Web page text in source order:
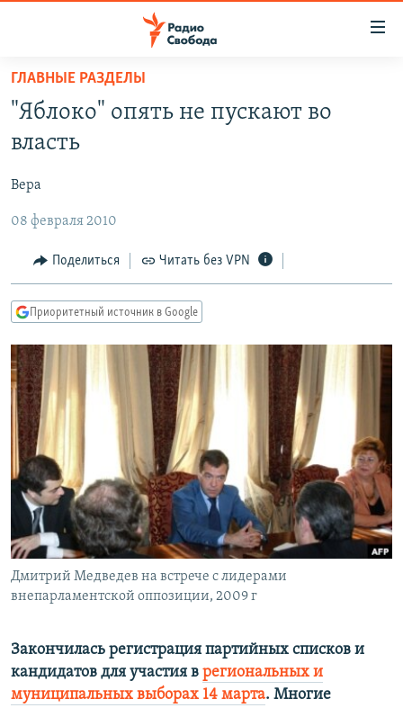
упрощенного
доступа
основному
Вернутся
главной
навигации
Вернутся
поиску
ПРОГРАММЫ
ЦИТАТЫ СВОБОДЫ
МНЕНИЯ
КУЛЬТУРА
IDEL.РЕАЛИИ
КАВКАЗ.РЕАЛИИ
СЕВЕР.РЕАЛИИ
СИБИРЬ.РЕАЛИИ
РАСПИСАНИЕ ВЕЩАНИЯ
ПОДПИШИТЕСЬ НА РАССЫЛКУ
СОЦИАЛЬНЫЕ СЕТИ
ГЛАВНЫЕ РАЗДЕЛЫ
"Яблоко" опять не пускают во
власть
Вера
08 февраля 2010
Поделиться Читать без VPN
Приоритетный источник в Google
Дмитрий Медведев на встрече с лидерами
внепарламентской оппозиции, 2009 г
Закончилась регистрация партийных списков и
кандидатов для участия в региональных и
муниципальных выборах 14 марта. Многие